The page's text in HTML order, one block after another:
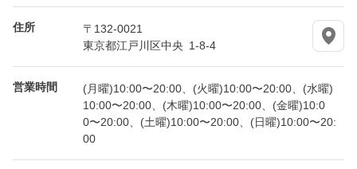
住所
〒132-0021
東京都江戸川区中央 1-8-4
営業時間
(月曜)10:00〜20:00、(火曜)10:00〜20:00、(水曜)
10:00〜20:00、(木曜)10:00〜20:00、(金曜)10:0
0〜20:00、(土曜)10:00〜20:00、(日曜)10:00〜20:
00